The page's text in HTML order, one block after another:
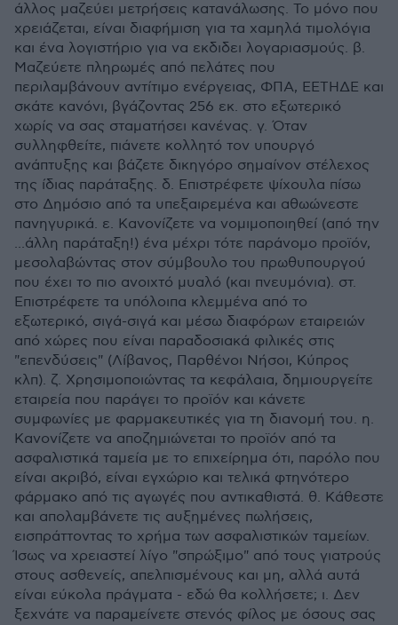
άλλος μαζεύει μετρήσεις κατανάλωσης. Το μόνο που
χρειάζεται, είναι διαφήμιση για τα χαμηλά τιμολόγια
και ένα λογιστήριο για να εκδιδει λογαριασμούς. β.
Μαζεύετε πληρωμές από πελάτες που
περιλαμβάνουν αντίτιμο ενέργειας, ΦΠΑ, ΕΕΤΗΔΕ και
σκάτε κανόνι, βγάζοντας 256 εκ. στο εξωτερικό
χωρίς να σας σταματήσει κανένας. γ. Όταν
συλληφθείτε, πιάνετε κολλητό τον υπουργό
ανάπτυξης και βάζετε δικηγόρο σημαίνον στέλεχος
της ίδιας παράταξης. δ. Επιστρέφετε ψίχουλα πίσω
στο Δημόσιο από τα υπεξαιρεμένα και αθωώνεστε
πανηγυρικά. ε. Κανονίζετε να νομιμοποιηθεί (από την
...άλλη παράταξη!) ένα μέχρι τότε παράνομο προϊόν,
μεσολαβώντας στον σύμβουλο του πρωθυπουργού
που έχει το πιο ανοιχτό μυαλό (και πνευμόνια). στ.
Επιστρέφετε τα υπόλοιπα κλεμμένα από το
εξωτερικό, σιγά-σιγά και μέσω διαφόρων εταιρειών
από χώρες που είναι παραδοσιακά φιλικές στις
"επενδύσεις" (Λίβανος, Παρθένοι Νήσοι, Κύπρος
κλπ). ζ. Χρησιμοποιώντας τα κεφάλαια, δημιουργείτε
εταιρεία που παράγει το προϊόν και κάνετε
συμφωνίες με φαρμακευτικές για τη διανομή του. η.
Κανονίζετε να αποζημιώνεται το προϊόν από τα
ασφαλιστικά ταμεία με το επιχείρημα ότι, παρόλο που
είναι ακριβό, είναι εγχώριο και τελικά φτηνότερο
φάρμακο από τις αγωγές που αντικαθιστά. θ. Κάθεστε
και απολαμβάνετε τις αυξημένες πωλήσεις,
εισπράττοντας το χρήμα των ασφαλιστικών ταμείων.
Ίσως να χρειαστεί λίγο "σπρώξιμο" από τους γιατρούς
στους ασθενείς, απελπισμένους και μη, αλλά αυτά
είναι εύκολα πράγματα - εδώ θα κολλήσετε; ι. Δεν
ξεχνάτε να παραμείνετε στενός φίλος με όσους σας